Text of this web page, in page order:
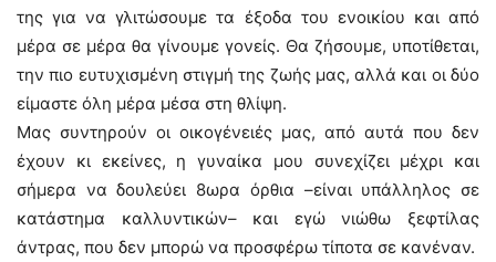
της για να γλιτώσουμε τα έξοδα του ενοικίου και από
μέρα σε μέρα θα γίνουμε γονείς. Θα ζήσουμε, υποτίθεται,
την πιο ευτυχισμένη στιγμή της ζωής μας, αλλά και οι δύο
είμαστε όλη μέρα μέσα στη θλίψη.
Μας συντηρούν οι οικογένειές μας, από αυτά που δεν
έχουν κι εκείνες, η γυναίκα μου συνεχίζει μέχρι και
σήμερα να δουλεύει 8ωρα όρθια –είναι υπάλληλος σε
κατάστημα καλλυντικών– και εγώ νιώθω ξεφτίλας
άντρας, που δεν μπορώ να προσφέρω τίποτα σε κανέναν.